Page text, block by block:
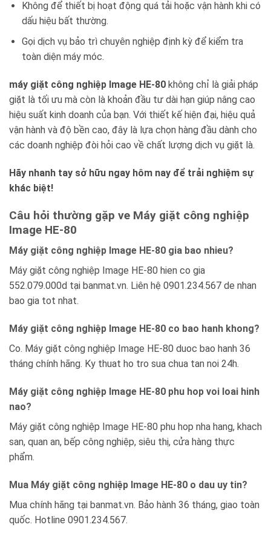
Không để thiết bị hoạt động quá tải hoặc vận hành khi có
dấu hiệu bất thường.
Gọi dịch vụ bảo trì chuyên nghiệp định kỳ để kiểm tra
toàn diện máy móc.
máy giặt công nghiệp Image HE-80 không chỉ là giải pháp
giặt là tối ưu mà còn là khoản đầu tư dài hạn giúp nâng cao
hiệu suất kinh doanh của bạn. Với thiết kế hiện đại, hiệu quả
vận hành và độ bền cao, đây là lựa chọn hàng đầu dành cho
các doanh nghiệp đòi hỏi cao về chất lượng dịch vụ giặt là.
Hãy nhanh tay sở hữu ngay hôm nay để trải nghiệm sự
khác biệt!
Câu hỏi thường gặp ve Máy giặt công nghiệp
Image HE-80
Máy giặt công nghiệp Image HE-80 gia bao nhieu?
Máy giặt công nghiệp Image HE-80 hien co gia
552.079.000d tại banmat.vn. Liên hệ 0901.234.567 de nhan
bao gia tot nhat.
Máy giặt công nghiệp Image HE-80 co bao hanh khong?
Co. Máy giặt công nghiệp Image HE-80 duoc bao hanh 36
tháng chính hãng. Ky thuat ho tro sua chua tan noi 24h.
Máy giặt công nghiệp Image HE-80 phu hop voi loai hinh
nao?
Máy giặt công nghiệp Image HE-80 phu hop nha hang, khach
san, quan an, bếp công nghiệp, siêu thị, cửa hàng thực
phẩm.
Mua Máy giặt công nghiệp Image HE-80 o dau uy tin?
Mua chính hãng tại banmat.vn. Bảo hành 36 tháng, giao toàn
quốc. Hotline 0901.234.567.